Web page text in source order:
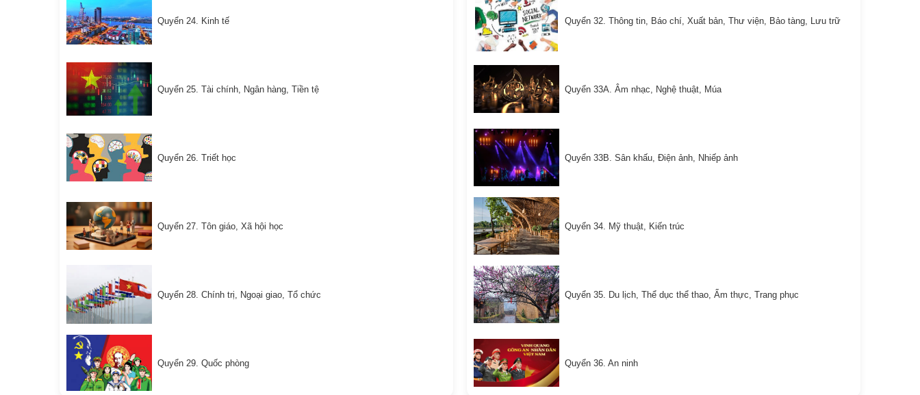
Quyển 24. Kinh tế
Quyển 25. Tài chính, Ngân hàng, Tiền tệ
Quyển 26. Triết học
Quyển 27. Tôn giáo, Xã hội học
Quyển 28. Chính trị, Ngoại giao, Tổ chức
Quyển 29. Quốc phòng
Quyển 32. Thông tin, Báo chí, Xuất bản, Thư viện, Bảo tàng, Lưu trữ
Quyển 33A. Âm nhạc, Nghệ thuật, Múa
Quyển 33B. Sân khấu, Điện ảnh, Nhiếp ảnh
Quyển 34. Mỹ thuật, Kiến trúc
Quyển 35. Du lịch, Thể dục thể thao, Ẩm thực, Trang phục
Quyển 36. An ninh